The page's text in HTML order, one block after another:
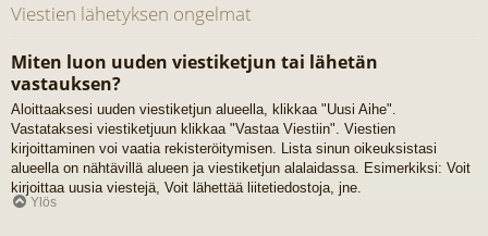
Viestien lähetyksen ongelmat
Miten luon uuden viestiketjun tai lähetän
vastauksen?
Aloittaaksesi uuden viestiketjun alueella, klikkaa "Uusi Aihe".
Vastataksesi viestiketjuun klikkaa "Vastaa Viestiin". Viestien
kirjoittaminen voi vaatia rekisteröitymisen. Lista sinun oikeuksistasi
alueella on nähtävillä alueen ja viestiketjun alalaidassa. Esimerkiksi: Voit
kirjoittaa uusia viestejä, Voit lähettää liitetiedostoja, jne.
Ylös